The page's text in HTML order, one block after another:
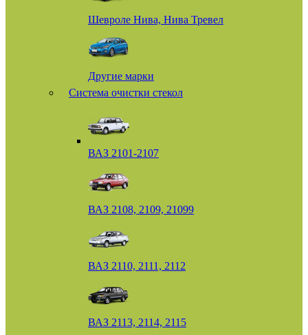
Шевроле Нива, Нива Тревел
Другие марки
Система очистки стекол
ВАЗ 2101-2107
ВАЗ 2108, 2109, 21099
ВАЗ 2110, 2111, 2112
ВАЗ 2113, 2114, 2115